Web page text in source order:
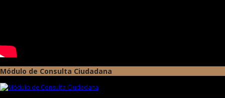
Módulo de Consulta Ciudadana